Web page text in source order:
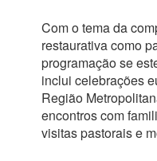
Com o tema da
restaurativa como
programação se
inclui celebrações
Região
encontros com
visitas pastorais e